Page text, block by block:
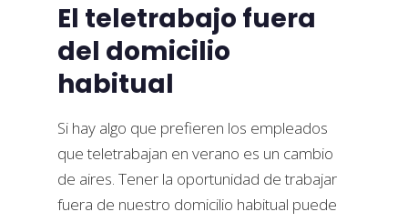
El teletrabajo fuera
del domicilio
habitual
Si hay algo que prefieren los empleados
que teletrabajan en verano es un cambio
de aires. Tener la oportunidad de trabajar
fuera de nuestro domicilio habitual puede